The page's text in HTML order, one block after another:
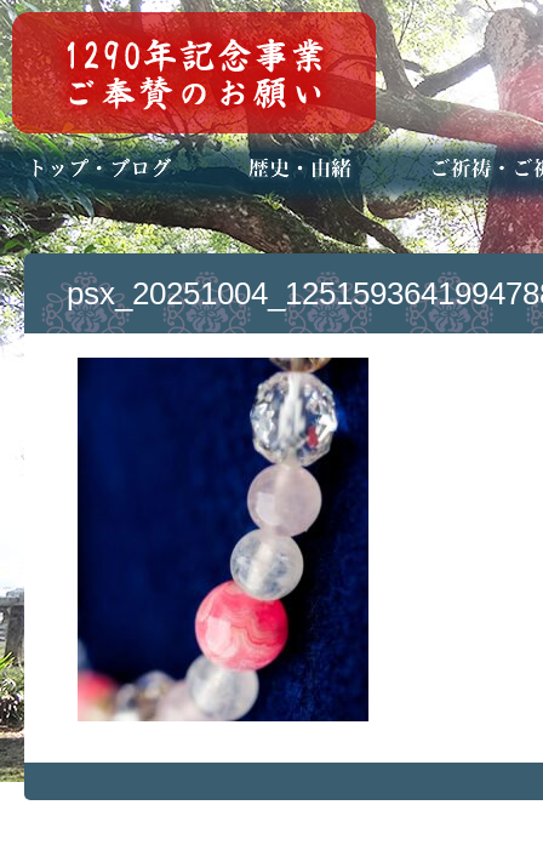
トップページ
ブログ(日々八百万)
お知らせ一覧 歴史・ご祭神
年中行事
メディア掲載 ご祈祷・ご祈
安産祈願
初宮参り
七五三詣
長寿のお祝い
神前結婚式
厄祓い・方位
車のお祓い
地鎮祭
神葬祭（神式